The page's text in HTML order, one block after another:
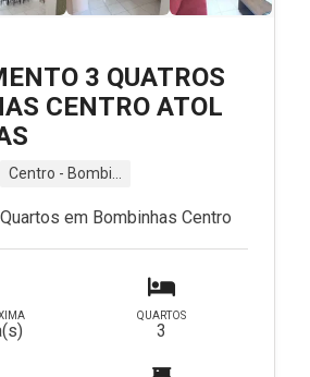
3 QUATROS
CENTRO ATOL
Centro - Bombinhas - SC
em Bombinhas Centro
QUARTOS
3